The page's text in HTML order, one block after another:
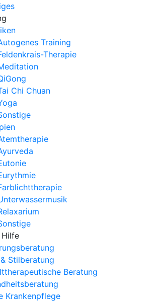
Training
Therapie
Chi Chuan
Hilfe
Stilberatung
Beratung
Krankenpflege